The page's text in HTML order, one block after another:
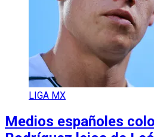
LIGA MX
Medios españoles